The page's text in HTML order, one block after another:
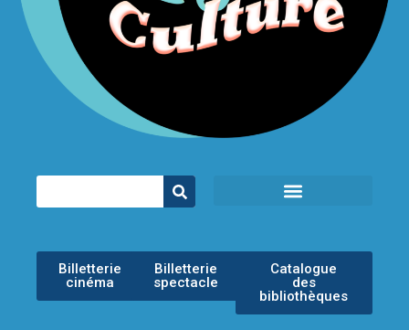
Billetterie
cinéma
Billetterie
spectacle
Catalogue
des
bibliothèques